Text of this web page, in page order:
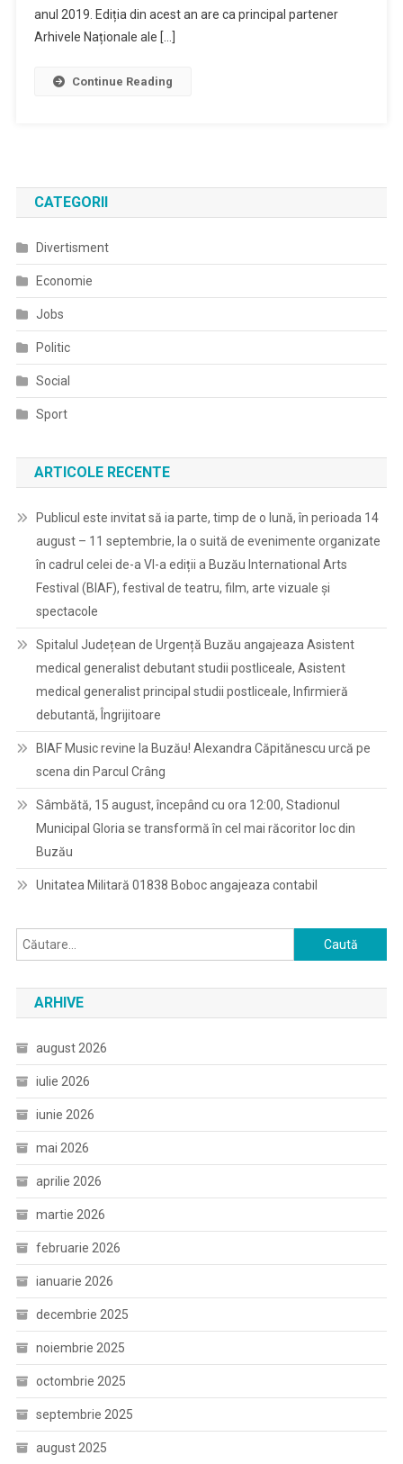
anul 2019. Ediția din acest an are ca principal partener
Arhivele Naționale ale […]
Continue Reading
CATEGORII
Divertisment
Economie
Jobs
Politic
Social
Sport
ARTICOLE RECENTE
Publicul este invitat să ia parte, timp de o lună, în perioada 14
august – 11 septembrie, la o suită de evenimente organizate
în cadrul celei de-a VI-a ediții a Buzău International Arts
Festival (BIAF), festival de teatru, film, arte vizuale și
spectacole
Spitalul Județean de Urgență Buzău angajeaza Asistent
medical generalist debutant studii postliceale, Asistent
medical generalist principal studii postliceale, Infirmieră
debutantă, Îngrijitoare
BIAF Music revine la Buzău! Alexandra Căpitănescu urcă pe
scena din Parcul Crâng
Sâmbătă, 15 august, începând cu ora 12:00, Stadionul
Municipal Gloria se transformă în cel mai răcoritor loc din
Buzău
Unitatea Militară 01838 Boboc angajeaza contabil
Caută
după:
ARHIVE
august 2026
iulie 2026
iunie 2026
mai 2026
aprilie 2026
martie 2026
februarie 2026
ianuarie 2026
decembrie 2025
noiembrie 2025
octombrie 2025
septembrie 2025
august 2025